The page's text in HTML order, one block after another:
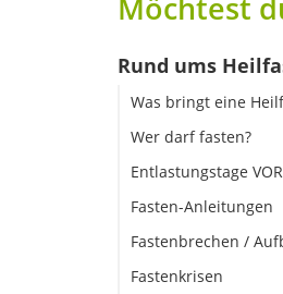
Rund ums
Was bringt eine
Wer darf fasten?
Entlastungstage
Fasten-Anleitungen
Fastenbrechen /
Fastenkrisen